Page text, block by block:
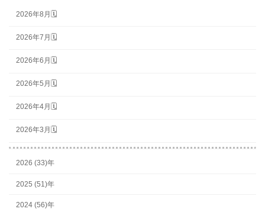
2026年8月🗓
2026年7月🗓
2026年6月🗓
2026年5月🗓
2026年4月🗓
2026年3月🗓
2026 (33)年
2025 (51)年
2024 (56)年